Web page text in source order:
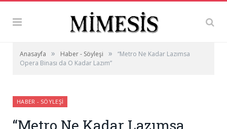
Anasayfa » Haber - Söyleşi »
“Metro Ne Kadar Lazımsa
Opera Binası da O Kadar Lazım”
HABER - SÖYLEŞI
“Metro Ne Kadar Lazımsa